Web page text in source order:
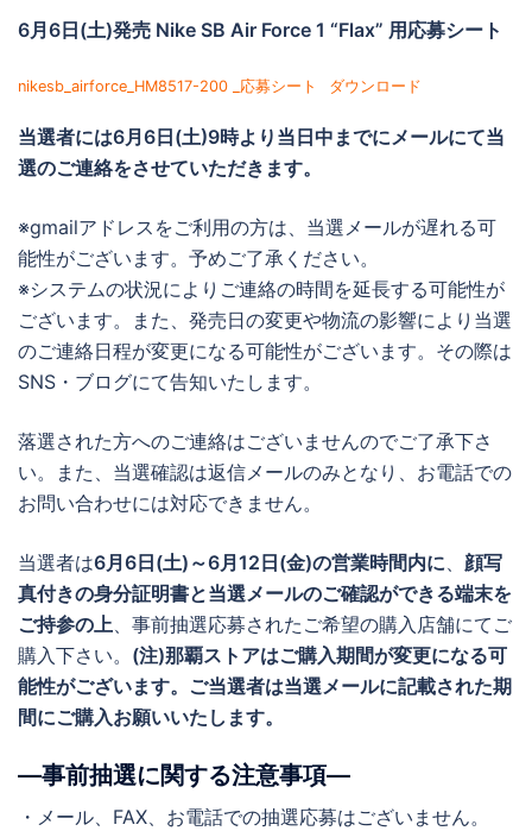
6月6日(土)発売 Nike SB Air Force 1 “Flax” 用応募シート
nikesb_airforce_HM8517-200 _応募シート ダウンロード
当選者には6月6日(土)9時より当日中までにメールにて当
選のご連絡をさせていただきます。
※gmailアドレスをご利用の方は、当選メールが遅れる可
能性がございます。予めご了承ください。
※システムの状況によりご連絡の時間を延長する可能性が
ございます。また、発売日の変更や物流の影響により当選
のご連絡日程が変更になる可能性がございます。その際は
SNS・ブログにて告知いたします。
落選された方へのご連絡はございませんのでご了承下さ
い。また、当選確認は返信メールのみとなり、お電話での
お問い合わせには対応できません。
当選者は6月6日(土)～6月12日(金)の営業時間内に、 顔写
真付きの身分証明書と当選メールのご確認ができる端末を
ご持参の上、事前抽選応募されたご希望の購入店舗にてご
購入下さい。 (注)那覇ストアはご購入期間が変更になる可
能性がございます。ご当選者は当選メールに記載された期
間にご購入お願いいたします。
―事前抽選に関する注意事項―
・メール、FAX、お電話での抽選応募はございません。